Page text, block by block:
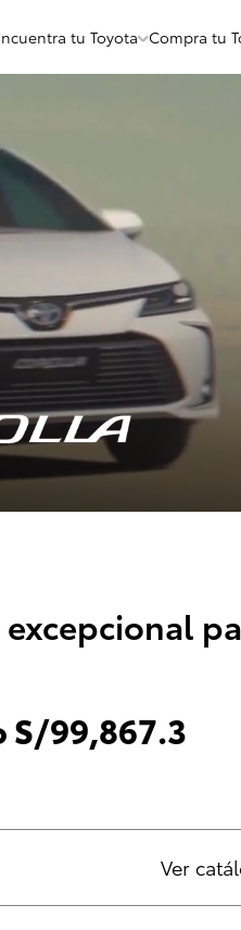
tu Toyota Compra tu
excepcional
S/99,867.3
Ver